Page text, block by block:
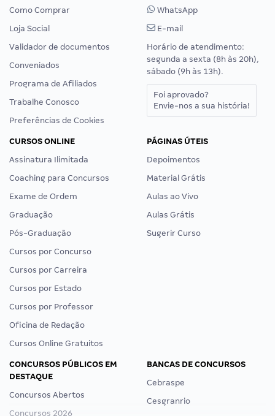
Como Comprar
Loja Social
Validador de documentos
Conveniados
Programa de Afiliados
Trabalhe Conosco
Preferências de Cookies
WhatsApp
E-mail
Horário de atendimento:
segunda a sexta (8h às 20h),
sábado (9h às 13h).
Foi aprovado?
Envie-nos a sua história!
CURSOS ONLINE
Assinatura Ilimitada
Coaching para Concursos
Exame de Ordem
Graduação
Pós-Graduação
Cursos por Concurso
Cursos por Carreira
Cursos por Estado
Cursos por Professor
Oficina de Redação
Cursos Online Gratuitos
PÁGINAS ÚTEIS
Depoimentos
Material Grátis
Aulas ao Vivo
Aulas Grátis
Sugerir Curso
CONCURSOS PÚBLICOS EM
DESTAQUE
Concursos Abertos
Concursos 2026
BANCAS DE CONCURSOS
Cebraspe
Cesgranrio